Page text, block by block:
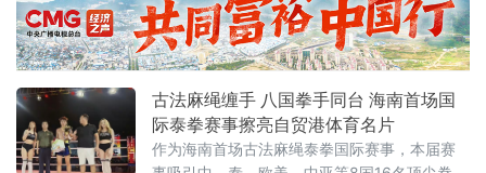
国内800余家优质陶瓷企业。展会现场，前沿技
术琳琅满目，全方位地展现了陶瓷智能制造与
绿色生产全链条的创新成果，生动描绘着中国
级历程。在这场盛会中，湖南省电瓷电器
古法麻绳缠手 八国拳手同台 海南首场国
际泰拳赛事擦亮自贸港体育名片
作为海南首场古法麻绳泰拳国际赛事，本届赛